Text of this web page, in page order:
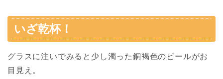
いざ乾杯！
グラスに注いでみると少し濁った銅褐色のビールがお
目見え。